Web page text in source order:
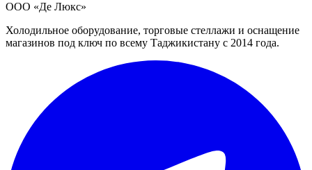
ООО «Де Люкс»
Холодильное оборудование, торговые стеллажи и оснащение
магазинов под ключ по всему Таджикистану с 2014 года.